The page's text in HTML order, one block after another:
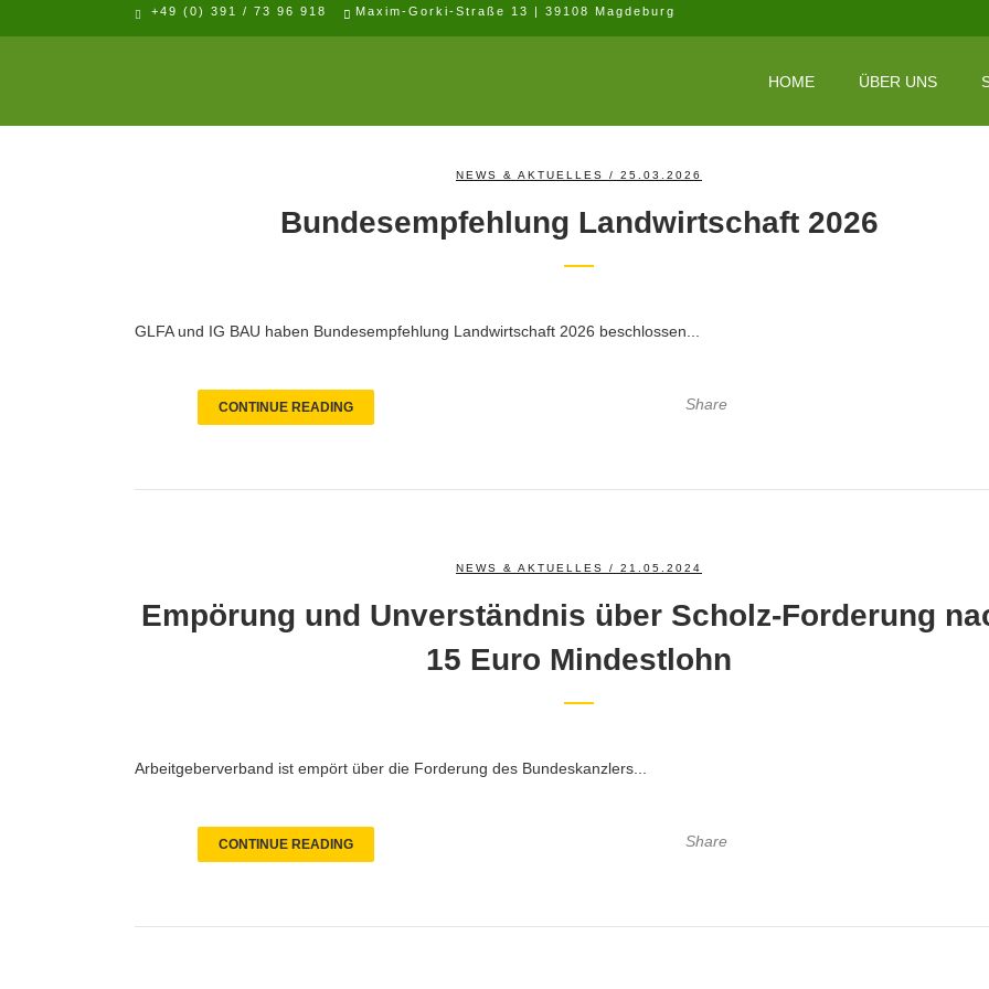
+49 (0) 391 / 73 96 918 Maxim-Gorki-Straße 13 | 39108 Magdeburg
HOME ÜBER UNS
Landwirtschaft Tag
NEWS & AKTUELLES / 25.03.2026
Bundesempfehlung Landwirtschaft 2026
GLFA und IG BAU haben Bundesempfehlung Landwirtschaft 2026 beschlossen...
CONTINUE READING Share
NEWS & AKTUELLES / 21.05.2024
Empörung und Unverständnis über Scholz-Forderung
15 Euro Mindestlohn
Arbeitgeberverband ist empört über die Forderung des Bundeskanzlers...
CONTINUE READING Share